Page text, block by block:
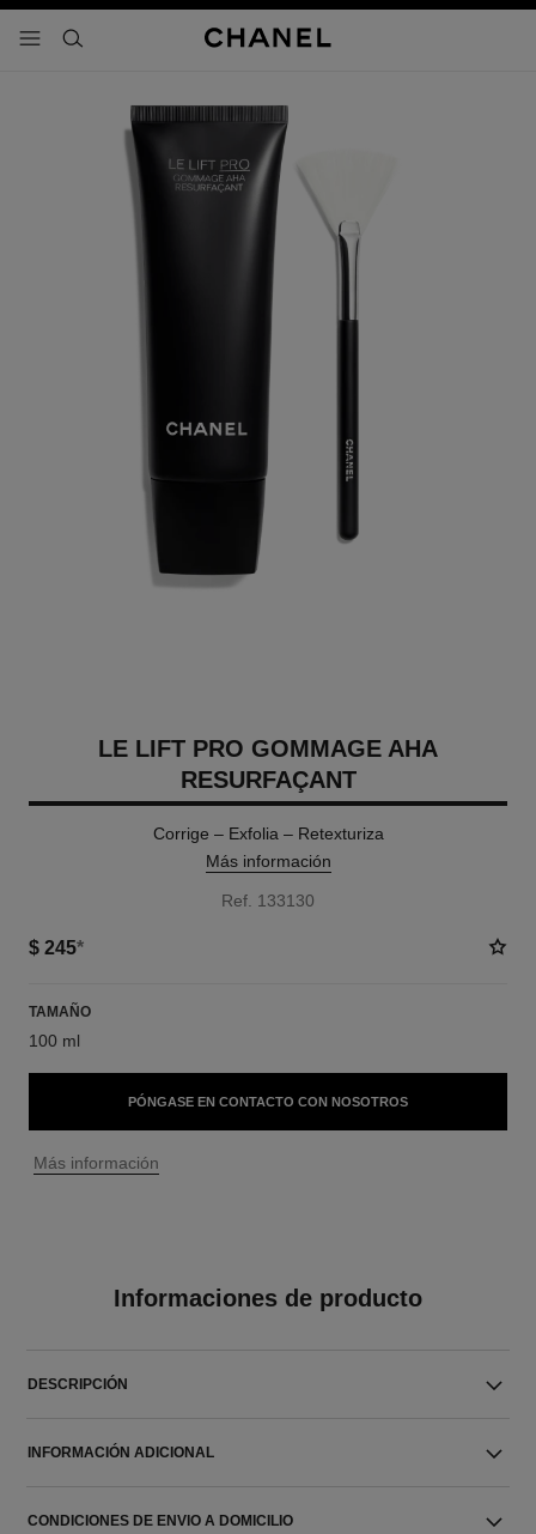
- navegación principal
buscar
LE LIFT PRO GOMMAGE AHA
RESURFAÇANT
Corrige – Exfolia – Retexturiza
Más información
Ref. 133130
$ 245*
TAMAÑO
100 ml
PÓNGASE EN CONTACTO CON NOSOTROS
↩
Más información
Informaciones de producto
DESCRIPCIÓN
INFORMACIÓN ADICIONAL
CONDICIONES DE ENVIO A DOMICILIO